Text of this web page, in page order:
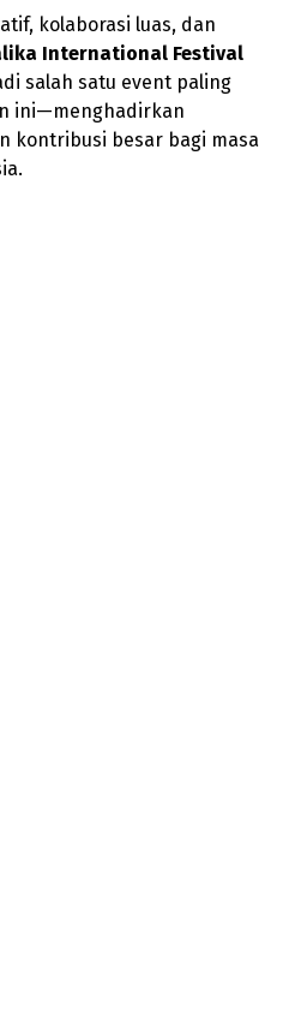
kolaborasi luas, dan
International Festival
salah satu event paling
ini—menghadirkan
kontribusi besar bagi masa